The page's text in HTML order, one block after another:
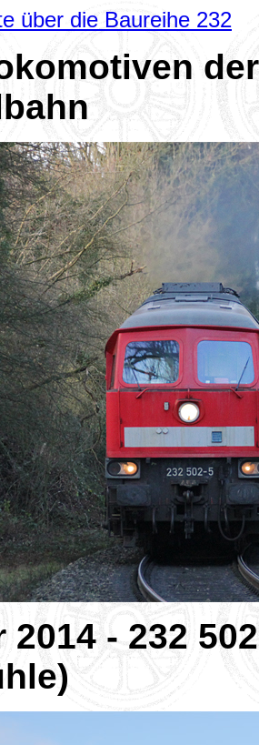
über die Baureihe 232
2014 - 232